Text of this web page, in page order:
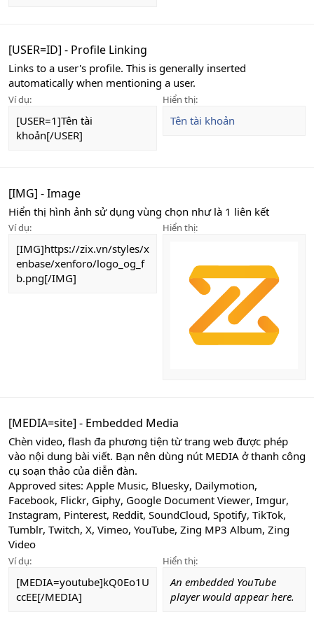
[USER=ID] - Profile Linking
Links to a user's profile. This is generally inserted
automatically when mentioning a user.
Ví dụ:
[USER=1]Tên tài
khoản[/USER]
Hiển thị:
Tên tài khoản
[IMG] - Image
Hiển thị hình ảnh sử dụng vùng chọn như là 1 liên kết
Ví dụ:
[IMG]https://zix.vn/styles/x
enbase/xenforo/logo_og_f
b.png[/IMG]
Hiển thị:
[MEDIA=site] - Embedded Media
Chèn video, flash đa phương tiện từ trang web được phép
vào nội dung bài viết. Bạn nên dùng nút MEDIA ở thanh công
cụ soạn thảo của diễn đàn.
Approved sites: Apple Music, Bluesky, Dailymotion,
Facebook, Flickr, Giphy, Google Document Viewer, Imgur,
Instagram, Pinterest, Reddit, SoundCloud, Spotify, TikTok,
Tumblr, Twitch, X, Vimeo, YouTube, Zing MP3 Album, Zing
Video
Ví dụ:
[MEDIA=youtube]kQ0Eo1U
ccEE[/MEDIA]
Hiển thị:
An embedded YouTube
player would appear here.